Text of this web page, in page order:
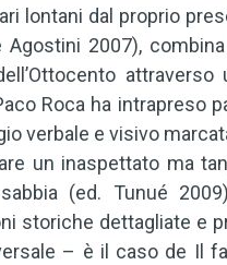
lontani dal proprio
Agostini 2007),
Roca ha intrapreso
verbale e visivo
un inaspettato ma
(ed. Tunué
storiche dettagliate e
– è il caso de Il